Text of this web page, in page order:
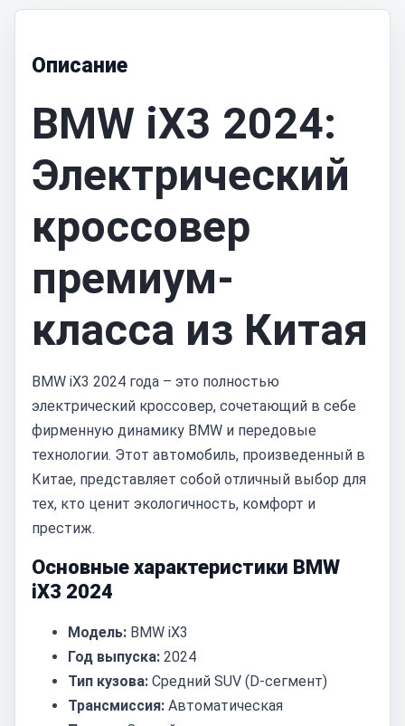
Описание
BMW iX3 2024:
Электрический
кроссовер
премиум-
класса из Китая
BMW iX3 2024 года – это полностью
электрический кроссовер, сочетающий в себе
фирменную динамику BMW и передовые
технологии. Этот автомобиль, произведенный в
Китае, представляет собой отличный выбор для
тех, кто ценит экологичность, комфорт и
престиж.
Основные характеристики BMW
iX3 2024
Модель: BMW iX3
Год выпуска: 2024
Тип кузова: Средний SUV (D-сегмент)
Трансмиссия: Автоматическая